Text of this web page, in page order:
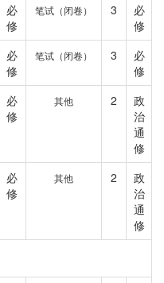
必
修
笔试（闭卷） 3
必
修
必
修
笔试（闭卷） 3
必
修
必
修
其他 2
政
治
通
修
必
修
其他 2
政
治
通
修